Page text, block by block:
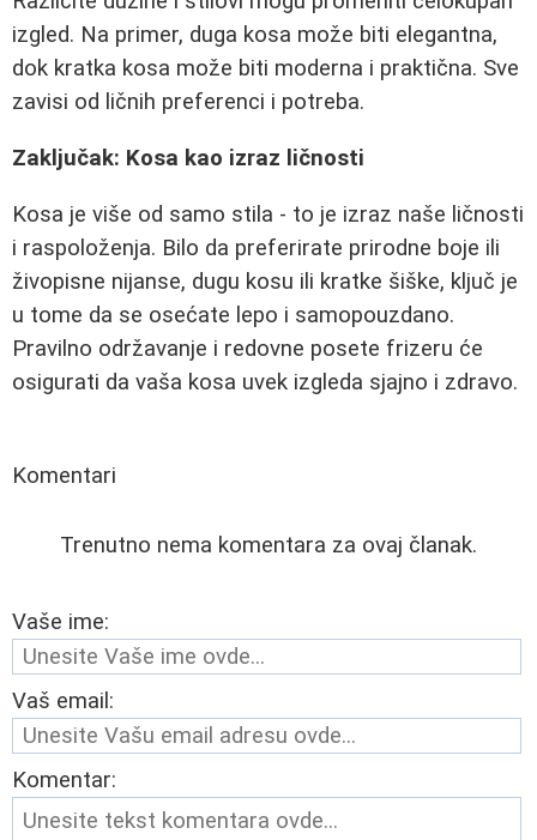
izgled. Na primer, duga kosa može biti elegantna,
dok kratka kosa može biti moderna i praktična. Sve
zavisi od ličnih preferenci i potreba.
Zaključak: Kosa kao izraz ličnosti
Kosa je više od samo stila - to je izraz naše ličnosti
i raspoloženja. Bilo da preferirate prirodne boje ili
živopisne nijanse, dugu kosu ili kratke šiške, ključ je
u tome da se osećate lepo i samopouzdano.
Pravilno održavanje i redovne posete frizeru će
osigurati da vaša kosa uvek izgleda sjajno i zdravo.
Komentari
Trenutno nema komentara za ovaj članak.
Vaše ime:
Vaš email:
Komentar: